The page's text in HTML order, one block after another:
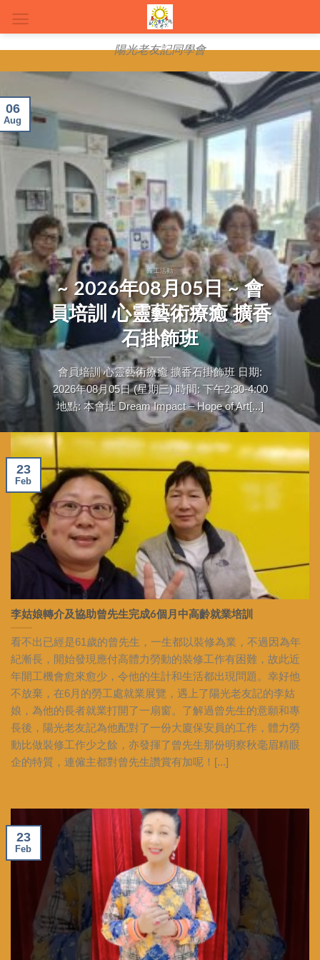
content
陽光老友記同學會
義工活動
~ 2026年08月05日 ~ 會
員培訓 心靈藝術療癒 擴香
石掛飾班
會員培訓 心靈藝術療癒 擴香石掛飾班 日期:
2026年08月05日 (星期三) 時間: 下午2:30-4:00
地點: 本會址 Dream Impact – Hope of Art[...]
06
Aug
李姑娘轉介及協助曾先生完成6個月中高齡就業培訓
看不出已經是61歲的曾先生，一生都以裝修為業，不過因為年
紀漸長，開始發現應付高體力勞動的裝修工作有困難，故此近
年開工機會愈來愈少，令他的生計和生活都出現問題。幸好他
不放棄，在6月的勞工處就業展覽，遇上了陽光老友記的李姑
娘，為他的長者就業打開了一扇窗。了解過曾先生的意願和專
長後，陽光老友記為他配對了一份大廈保安員的工作，體力勞
動比做裝修工作少之餘，亦發揮了曾先生那份明察秋毫眉精眼
企的特質，連僱主都對曾先生讚賞有加呢！[...]
23
Feb
23
Feb